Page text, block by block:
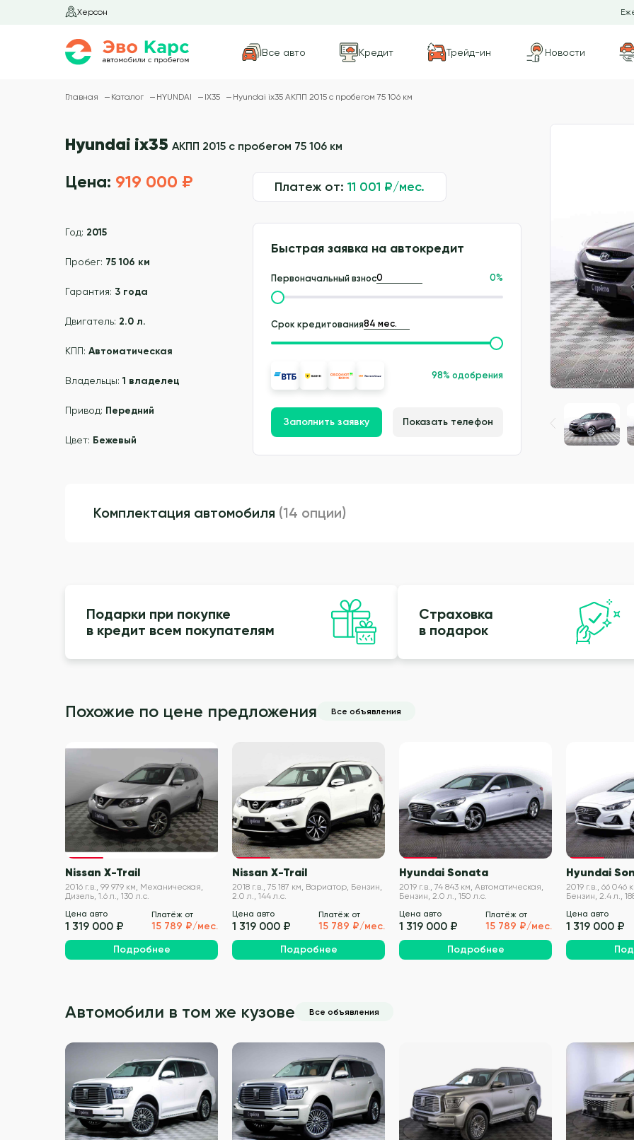
Херсон
Все авто Кредит Трейд-ин Новости
Главная Каталог HYUNDAI IX35 Hyundai ix35 АКПП 2015 с пробегом 75 106 км
Hyundai ix35 АКПП 2015 с пробегом 75 106 км
Цена: 919 000 ₽
Год: 2015
Пробег: 75 106 км
Гарантия: 3 года
Двигатель: 2.0 л.
КПП: Автоматическая
Владельцы:1 владелец
Привод: Передний
Цвет: Бежевый
Платеж от: 11 001 ₽/мес.
Быстрая заявка на автокредит
Первоначальный взнос 0%
Срок кредитования
98% одобрения
Заполнить заявку Показать телефон
Комплектация автомобиля (14 опции)
Подарки при покупке
в кредит всем покупателям
Страховка
в подарок
Похожие по цене предложения Все объявления
VIN проверен
Nissan X-Trail
2016 г.в., 99 979 км, Механическая,
Дизель, 1.6 л., 130 л.с.
Цена авто
1 319 000 ₽
Платёж от
15 789 ₽/мес.
Подробнее
VIN проверен
Nissan X-Trail
2018 г.в., 75 187 км, Вариатор, Бензин,
2.0 л., 144 л.с.
Цена авто
1 319 000 ₽
Платёж от
15 789 ₽/мес.
Подробнее
VIN проверен
Hyundai Sonata
2019 г.в., 74 843 км, Автоматическая,
Бензин, 2.0 л., 150 л.с.
Цена авто
1 319 000 ₽
Платёж от
15 789 ₽/мес.
Подробнее
Hyundai
2019 г.в., 66 046
Бензин, 2.4 л.,
Цена авто
1 319 000 ₽
Автомобили в том же кузове Все объявления